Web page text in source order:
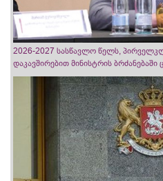
2026-2027 სასწავლო წელს,
დაკავშირებით მინისტრის